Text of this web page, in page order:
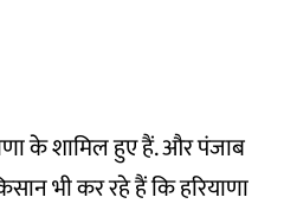
के शामिल हुए हैं. और पंजाब
भी कर रहे हैं कि हरियाणा